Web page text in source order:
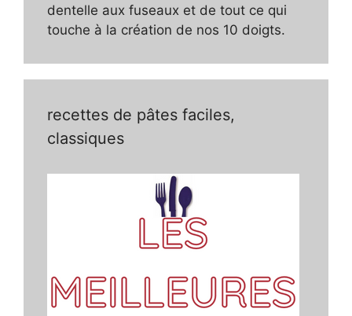
dentelle aux fuseaux et de tout ce qui
touche à la création de nos 10 doigts.
recettes de pâtes faciles,
classiques